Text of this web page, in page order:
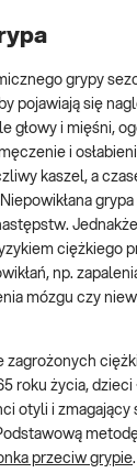
grypy
pojawiają się
głowy i mięśni,
i
kaszel, a
ciężkiego
np.
mózgu czy
zagrożonych
roku życia,
otyli i zmagający
przeciw grypie